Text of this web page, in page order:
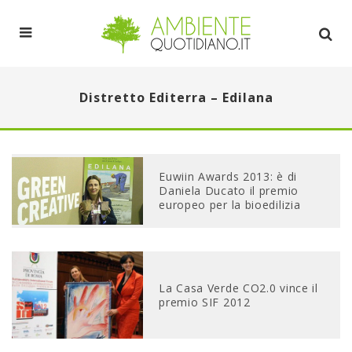
Distretto Editerra – Edilana
Euwiin Awards 2013: è di
Daniela Ducato il premio
europeo per la bioedilizia
La Casa Verde CO2.0 vince il
premio SIF 2012